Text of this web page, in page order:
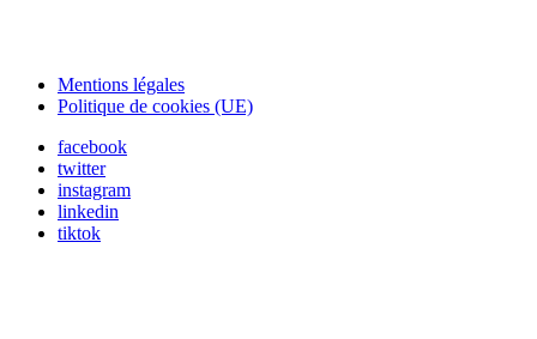
Mentions légales
Politique de cookies (UE)
facebook
twitter
instagram
linkedin
tiktok